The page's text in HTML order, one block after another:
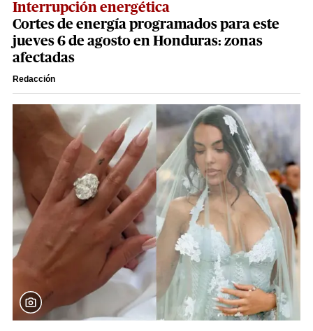
Interrupción energética
Cortes de energía programados para este
jueves 6 de agosto en Honduras: zonas
afectadas
Redacción